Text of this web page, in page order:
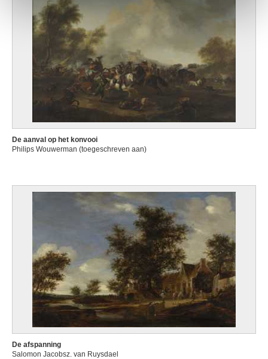
De aanval op het konvooi
Philips Wouwerman (toegeschreven aan)
De afspanning
Salomon Jacobsz. van Ruysdael